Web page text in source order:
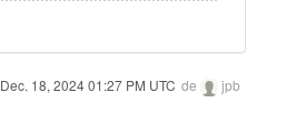
Dec. 18, 2024 01:27 PM UTC de jpb